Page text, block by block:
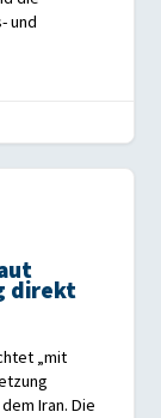
und
direkt
„mit
Iran. Die